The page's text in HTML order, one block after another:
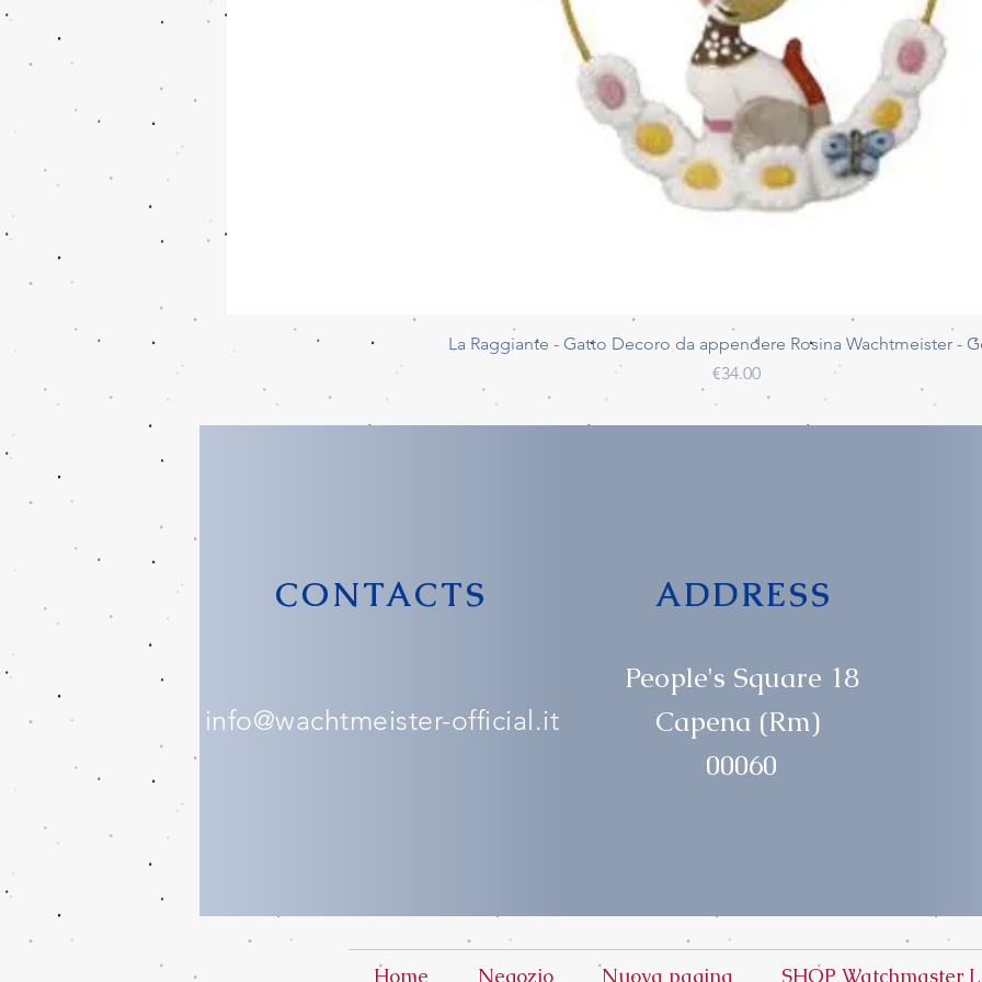
Quick View
La Raggiante - Gatto Decoro da appendere Rosina Wachtmeister -
Price
€34.00
CONTACTS
info@wachtmeister-official.it
ADDRESS
People's Square 18
Capena (Rm)
00060
Home Negozio Nuova pagina SHOP Watchmaster